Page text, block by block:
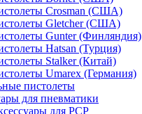
Crosman (США)
Gletcher (США)
Gunter (Финляндия)
Hatsan (Турция)
Stalker (Китай)
Umarex (Германия)
пистолеты
для пневматики
для PCP